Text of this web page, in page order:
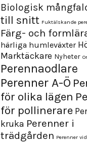
Biologisk
till snitt Fuktälskande
Färg- och
härliga humleväxter
Marktäckare Nyheter
Perennaodlare
Perenner A-Ö
för olika lägen
för pollinerare
kruka Perenner i
trädgården Perenner